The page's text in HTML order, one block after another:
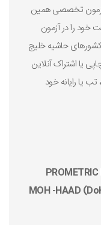
تخصصی همین
خود را در آزمون
حاشیه خلیج
یا اشتراک آنلاین
یا رایانه خود
MOH -HAAD